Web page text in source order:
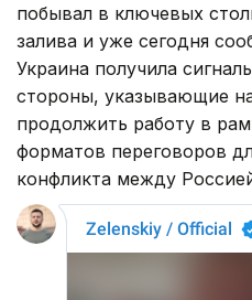
побывал в ключевых
залива и уже сегодня
Украина получила
стороны, указывающие
продолжить работу в
форматов переговоров
конфликта между